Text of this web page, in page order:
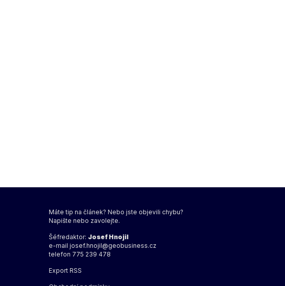
Máte tip na článek? Nebo jste objevili chybu?
Napište nebo zavolejte.
Šéfredaktor: Josef Hnojil
e-mail josef.hnojil@geobusiness.cz
telefon 775 239 478
Export RSS